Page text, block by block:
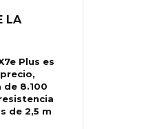
LA
Plus es
de 8.100
de 2,5 m